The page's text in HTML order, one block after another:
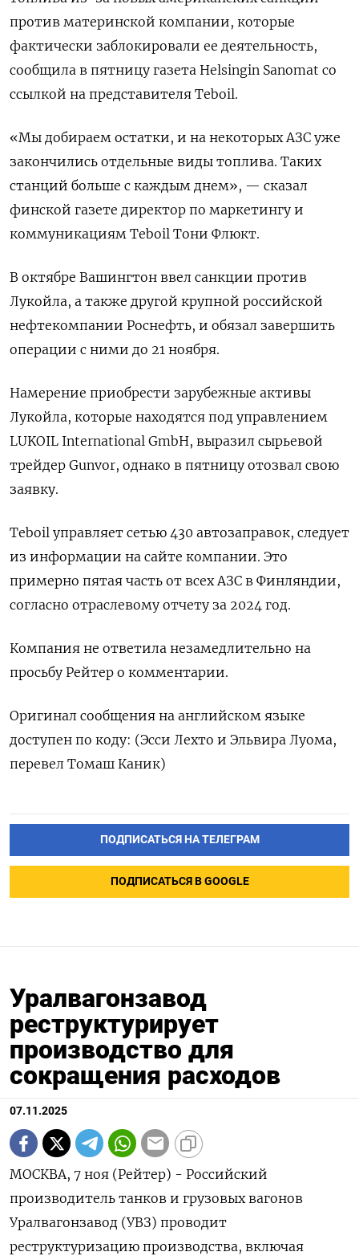
против материнской компании, которые
фактически заблокировали ее деятельность,
сообщила в пятницу газета Helsingin Sanomat со
ссылкой на представителя Teboil.
«Мы добираем остатки, и на некоторых АЗС уже
закончились отдельные виды топлива. Таких
станций больше с каждым днем», — сказал
финской газете директор по маркетингу и
коммуникациям Teboil Тони Флюкт.
В октябре Вашингтон ввел санкции против
Лукойла, а также другой крупной российской
нефтекомпании Роснефть, и обязал завершить
операции с ними до 21 ноября.
Намерение приобрести зарубежные активы
Лукойла, которые находятся под управлением
LUKOIL International GmbH, выразил сырьевой
трейдер Gunvor, однако в пятницу отозвал свою
заявку.
Teboil управляет сетью 430 автозаправок, следует
из информации на сайте компании. Это
примерно пятая часть от всех АЗС в Финляндии,
согласно отраслевому отчету за 2024 год.
Компания не ответила незамедлительно на
просьбу Рейтер о комментарии.
Оригинал сообщения на английском языке
доступен по коду: (Эсси Лехто и Эльвира Луома,
перевел Томаш Каник)
ПОДПИСАТЬСЯ НА ТЕЛЕГРАМ
ПОДПИСАТЬСЯ В GOOGLE
Уралвагонзавод
реструктурирует
производство для
сокращения расходов
07.11.2025
МОСКВА, 7 ноя (Рейтер) - Российский
производитель танков и грузовых вагонов
Уралвагонзавод (УВЗ) проводит
реструктуризацию производства, включая